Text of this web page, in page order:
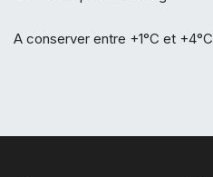
A conserver entre +1°C et +4°C